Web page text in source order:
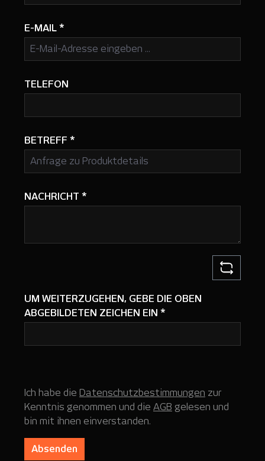
E-MAIL *
TELEFON
BETREFF *
NACHRICHT *
UM WEITERZUGEHEN, GEBE DIE OBEN
ABGEBILDETEN ZEICHEN EIN *
Ich habe die Datenschutzbestimmungen zur
Kenntnis genommen und die AGB gelesen und
bin mit ihnen einverstanden.
Absenden